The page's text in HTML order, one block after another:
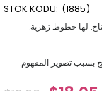
(1885)
بسبب تصوير المفهوم.